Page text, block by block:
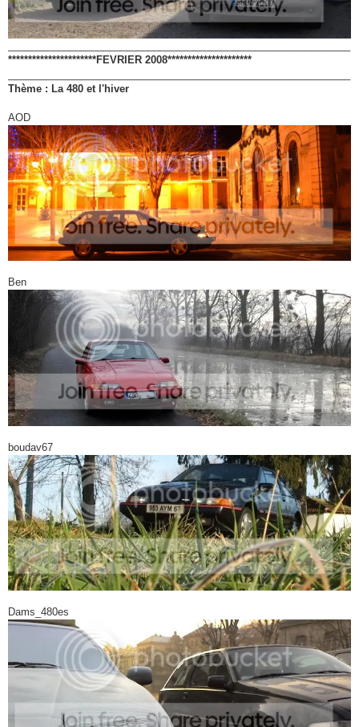
**********************FEVRIER 2008*********************
Thème : La 480 et l'hiver
AOD
Ben
boudav67
Dams_480es